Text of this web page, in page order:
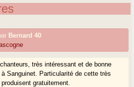
Bernard 40
très intéressant et de bonne
à Sanguinet. Particularité de cette très
gratuitement.